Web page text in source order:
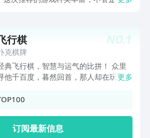
像给紧绷的神经做了个马杀鸡，整个人
。
NO.1
行棋
克棋牌
典飞行棋，智慧与运气的比拼！ 众里
他千百度，暮然回首，那人却在玩飞行
代相遇，映入你眼帘的这场飞行棋大
的棋盘设计，配上精美的UI界面，给你独
特的飞行游戏体验！这样一款飞行棋游戏
更多
订阅最新信息